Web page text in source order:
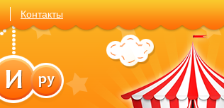
Контакты